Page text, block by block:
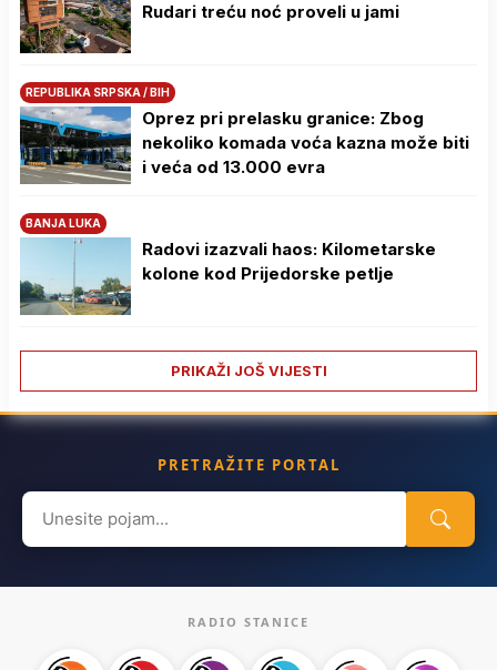
Rudari treću noć proveli u jami
REPUBLIKA SRPSKA / BIH
Oprez pri prelasku granice: Zbog
nekoliko komada voća kazna može biti
i veća od 13.000 evra
BANJA LUKA
Radovi izazvali haos: Kilometarske
kolone kod Prijedorske petlje
PRIKAŽI JOŠ VIJESTI
PRETRAŽITE PORTAL
Search
for:
RADIO STANICE